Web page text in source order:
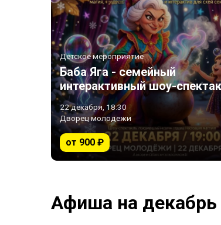
Детское мероприятие
Баба Яга - семейный
интерактивный шоу-
22 декабря, 18:30
Дворец молодежи
от 900 ₽
Афиша на декабрь